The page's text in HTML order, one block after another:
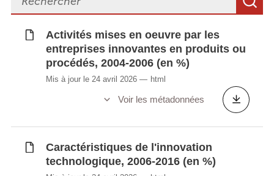
Entreprises innovantes en matière de
procédés, par activité de la NACE Rév.2
Entreprises innovantes en matière de
procédés, par classe de taille
Entreprises innovantes en matière de
produits, par activité de la NACE Rév.2
Entreprises innovantes en matière de
produits, par classe de taille
Entreprises innovatrices par secteur
économique et classe de taille, 1998-2000
Méthodes de protection des innovations
Activités mises en oeuvre par les
entreprises innovantes en produits ou
procédés, 2004-2006 (en %)
Mis à jour le 24 avril 2026 html
Voir les métadonnées
Caractéristiques de l'innovation
technologique, 2006-2016 (en %)